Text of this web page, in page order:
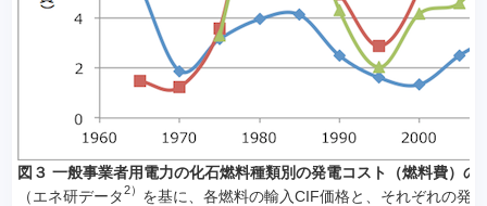
図３ 一般事業者用電力の化石燃料種類別の発電コスト（燃料費）の
（エネ研データ2）
を基に、各燃料の輸入CIF価格と、それぞれの発